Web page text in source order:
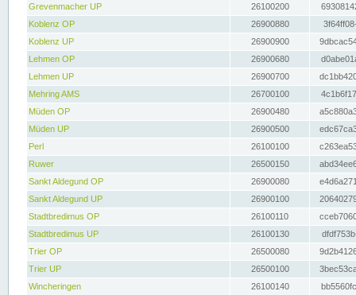
Grevenmacher UP
26100200
Koblenz OP
26900880
Koblenz UP
26900900
Lehmen OP
26900680
Lehmen UP
26900700
Mehring AMS
26700100
Müden OP
26900480
Müden UP
26900500
Perl
26100100
Ruwer
26500150
Sankt Aldegund OP
26900080
Sankt Aldegund UP
26900100
Stadtbredimus OP
26100110
Stadtbredimus UP
26100130
Trier OP
26500080
Trier UP
26500100
Wincheringen
26100140